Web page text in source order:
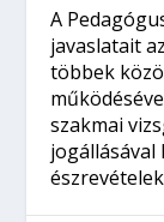
A
javaslatait
többek
szakmai